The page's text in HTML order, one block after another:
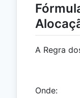
A Regra
Onde: